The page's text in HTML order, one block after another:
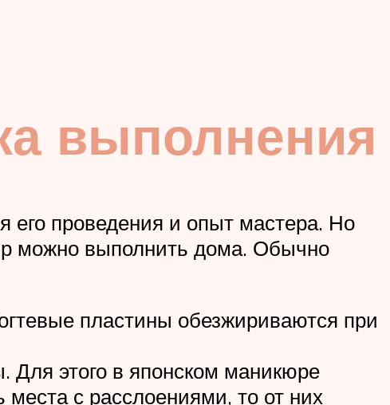
выполнения
его проведения и опыт мастера. Но
можно выполнить дома. Обычно
пластины обезжириваются при
Для этого в японском маникюре
с расслоениями, то от них